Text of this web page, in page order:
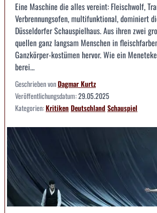
Eine Maschine die alles vereint: Fleischwolf,
Verbrennungsofen, multifunktional, dominiert
Düsseldorfer Schauspielhaus. Aus ihren zwei
quellen ganz langsam Menschen in
Ganzkörper-kostümen hervor. Wie ein
berei...
Geschrieben vonDagmar Kurtz
Veröffentlichungsdatum:29.05.2025
Kategorien:KritikenDeutschlandSchauspiel